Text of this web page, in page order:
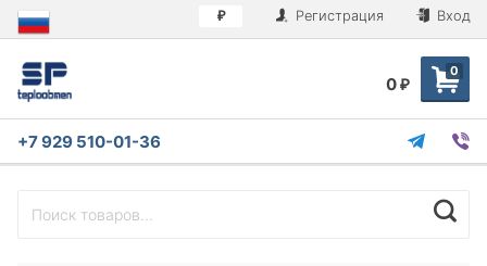
₽ Регистрация Вход
0
0 ₽
+7 929 510-01-36